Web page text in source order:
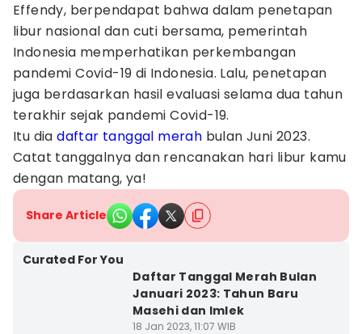
Effendy, berpendapat bahwa dalam penetapan
libur nasional dan cuti bersama, pemerintah
Indonesia memperhatikan perkembangan
pandemi Covid-19 di Indonesia. Lalu, penetapan
juga berdasarkan hasil evaluasi selama dua tahun
terakhir sejak pandemi Covid-19.
Itu diadaftar tanggal merah bulan Juni 2023.
Catat tanggalnya dan rencanakan hari libur kamu
dengan matang, ya!
Share Article
Curated For You
Daftar Tanggal Merah Bulan
Januari 2023: Tahun Baru
Masehi dan Imlek
18 Jan 2023, 11:07 WIB